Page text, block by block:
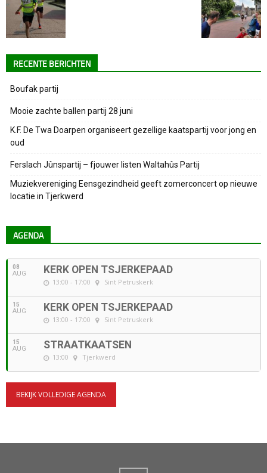
RECENTE BERICHTEN
Boufak partij
Mooie zachte ballen partij 28 juni
K.F. De Twa Doarpen organiseert gezellige kaatspartij voor jong en
oud
Ferslach Jûnspartij – fjouwer listen Waltahûs Partij
Muziekvereniging Eensgezindheid geeft zomerconcert op nieuwe
locatie in Tjerkwerd
AGENDA
08
AUG KERK OPEN TSJERKEPAAD
13:00 - 17:00 Sint Petruskerk
15
AUG KERK OPEN TSJERKEPAAD
13:00 - 17:00 Sint Petruskerk
15
AUG STRAATKAATSEN
13:00 Tjerkwerd
BEKIJK VOLLEDIGE AGENDA